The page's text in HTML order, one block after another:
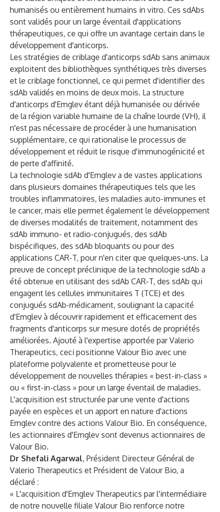
humanisés ou entièrement humains in vitro. Ces sdAbs
sont validés pour un large éventail d'applications
thérapeutiques, ce qui offre un avantage certain dans le
développement d'anticorps.
Les stratégies de criblage d'anticorps sdAb sans animaux
exploitent des bibliothèques synthétiques très diverses
et le criblage fonctionnel, ce qui permet d'identifier des
sdAb validés en moins de deux mois. La structure
d'anticorps d'Emglev étant déjà humanisée ou dérivée
de la région variable humaine de la chaîne lourde (VH), il
n'est pas nécessaire de procéder à une humanisation
supplémentaire, ce qui rationalise le processus de
développement et réduit le risque d'immunogénicité et
de perte d'affinité.
La technologie sdAb d'Emglev a de vastes applications
dans plusieurs domaines thérapeutiques tels que les
troubles inflammatoires, les maladies auto-immunes et
le cancer, mais elle permet également le développement
de diverses modalités de traitement, notamment des
sdAb immuno- et radio-conjugués, des sdAb
bispécifiques, des sdAb bloquants ou pour des
applications CAR-T, pour n'en citer que quelques-uns. La
preuve de concept préclinique de la technologie sdAb a
été obtenue en utilisant des sdAb CAR-T, des sdAb qui
engagent les cellules immunitaires T (TCE) et des
conjugués sdAb-médicament, soulignant la capacité
d'Emglev à découvrir rapidement et efficacement des
fragments d'anticorps sur mesure dotés de propriétés
améliorées. Ajouté à l'expertise apportée par Valerio
Therapeutics, ceci positionne Valour Bio avec une
plateforme polyvalente et prometteuse pour le
développement de nouvelles thérapies « best-in-class »
ou « first-in-class » pour un large éventail de maladies.
L'acquisition est structurée par une vente d'actions
payée en espèces et un apport en nature d'actions
Emglev contre des actions Valour Bio. En conséquence,
les actionnaires d'Emglev sont devenus actionnaires de
Valour Bio.
Dr Shefali Agarwal, Président Directeur Général de
Valerio Therapeutics et Président de Valour Bio, a
déclaré :
« L'acquisition d'Emglev Therapeutics par l'intermédiaire
de notre nouvelle filiale Valour Bio renforce notre